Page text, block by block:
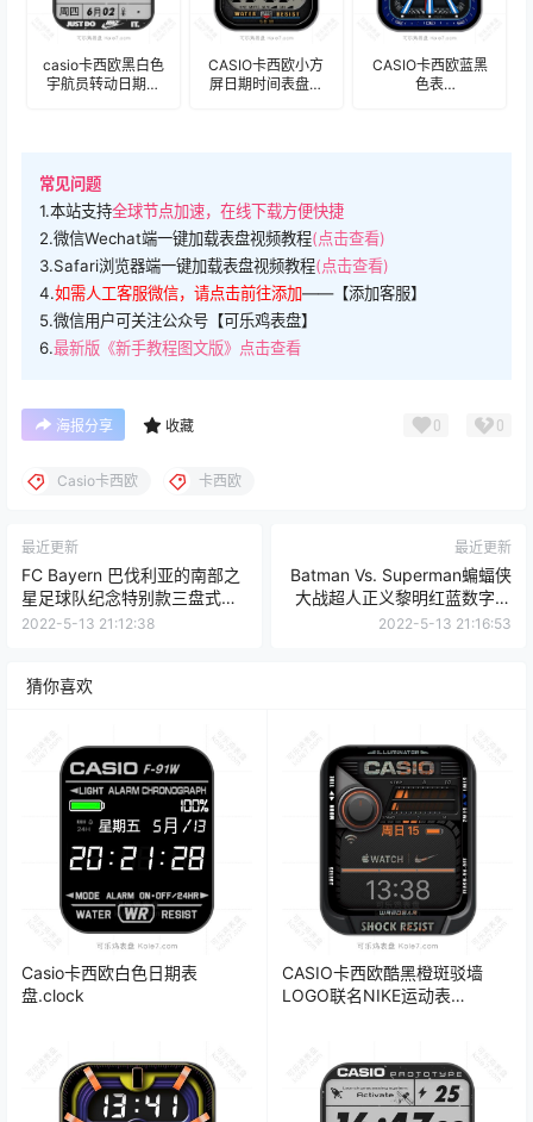
casio卡西欧黑白色
宇航员转动日期时
CASIO卡西欧小方
屏日期时间表盘表
CASIO卡西欧蓝黑
色表
常见问题
1.本站支持全球节点加速，在线下载方便快捷
2.微信Wechat端一键加载表盘视频教程(点击查看)
3.Safari浏览器端一键加载表盘视频教程(点击查看)
4.如需人工客服微信，请点击前往添加——【添加客服】
5.微信用户可关注公众号【可乐鸡表盘】
6.最新版《新手教程图文版》点击查看
海报分享 收藏 0 0
Casio卡西欧 卡西欧
最近更新
FC Bayern 巴伐利亚的南部之
星足球队纪念特别款三盘式表
盘.clock
2022-5-13 21:12:38
最近更新
Batman Vs. Superman蝙蝠侠
大战超人正义黎明红蓝数字表
盘.clock
2022-5-13 21:16:53
猜你喜欢
Casio卡西欧白色日期表
盘.clock
CASIO卡西欧酷黑橙斑驳墙
LOGO联名NIKE运动表